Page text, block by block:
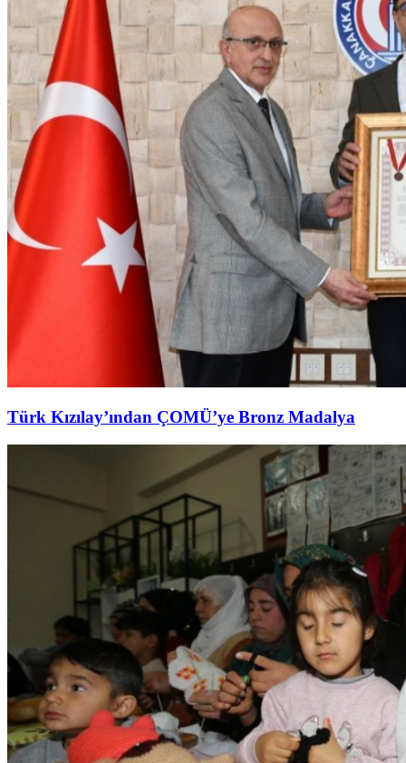
Türk Kızılay’ından ÇOMÜ’ye Bronz Madalya